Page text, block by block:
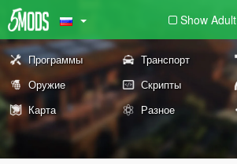
Show Adult
Программы Транспорт
Оружие
Скрипты
Карта
Разное